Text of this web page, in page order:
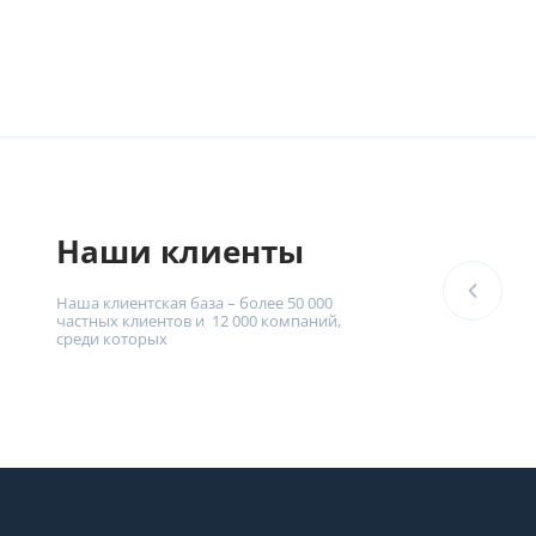
Наши клиенты
Наша клиентская база – более 50 000
частных клиентов и 12 000 компаний,
среди которых